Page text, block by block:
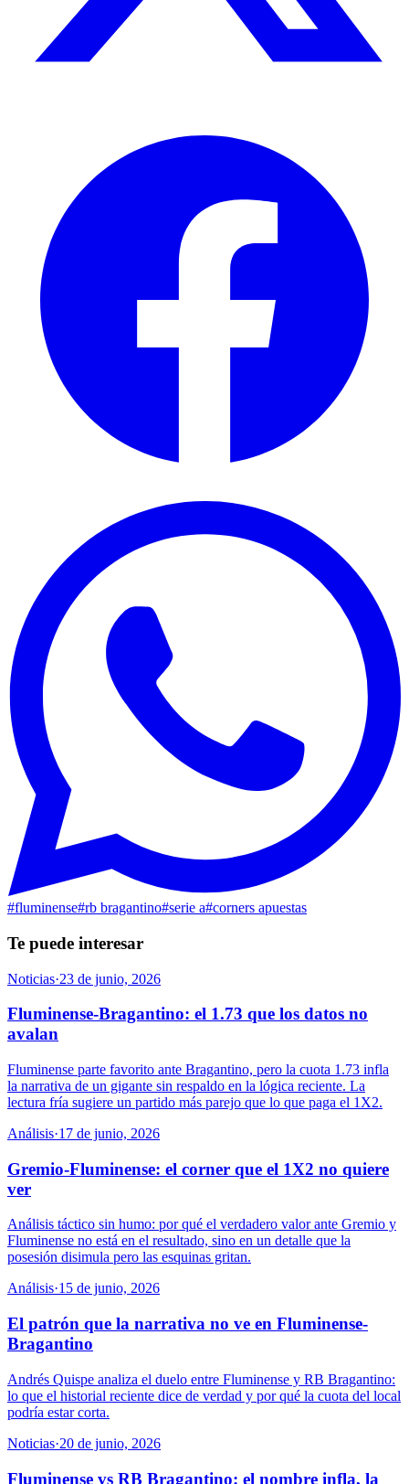
#fluminense#rb bragantino#serie a#corners apuestas
Te puede interesar
Noticias·23 de junio, 2026
Fluminense-Bragantino: el 1.73 que los datos no
avalan
Fluminense parte favorito ante Bragantino, pero la cuota 1.73 infla
la narrativa de un gigante sin respaldo en la lógica reciente. La
lectura fría sugiere un partido más parejo que lo que paga el 1X2.
Análisis·17 de junio, 2026
Gremio-Fluminense: el corner que el 1X2 no quiere
ver
Análisis táctico sin humo: por qué el verdadero valor ante Gremio y
Fluminense no está en el resultado, sino en un detalle que la
posesión disimula pero las esquinas gritan.
Análisis·15 de junio, 2026
El patrón que la narrativa no ve en Fluminense-
Bragantino
Andrés Quispe analiza el duelo entre Fluminense y RB Bragantino:
lo que el historial reciente dice de verdad y por qué la cuota del local
podría estar corta.
Noticias·20 de junio, 2026
Fluminense vs RB Bragantino: el nombre infla, la